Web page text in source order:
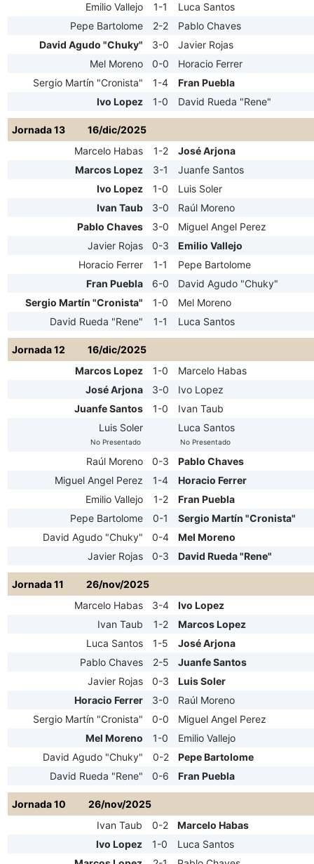
Emilio Vallejo 1-1
Luca Santos
Pepe Bartolome
2-2
Pablo Chaves
David Agudo "Chuky"
3-0
Javier Rojas
Mel Moreno
0-0
Horacio Ferrer
Sergio Martín "Cronista"
1-4
Fran Puebla
Ivo Lopez
1-0 David Rueda "Rene"
Jornada 13
16/dic/2025
Marcelo Habas
1-2
José Arjona
Marcos Lopez
3-1
Juanfe Santos
Ivo Lopez
1-0
Luis Soler
Ivan Taub
3-0
Raúl Moreno
Pablo Chaves
3-0
Miguel Angel Perez
Javier Rojas
0-3
Emilio Vallejo
Horacio Ferrer
1-1
Pepe Bartolome
Fran Puebla
6-0
David Agudo "Chuky"
Sergio Martín "Cronista"
1-0
Mel Moreno
David Rueda "Rene"
1-1 Luca Santos
Jornada 12
16/dic/2025
Marcos Lopez
1-0
Marcelo Habas
José Arjona
3-0
Ivo Lopez
Juanfe Santos
1-0
Ivan Taub
Luis Soler
No Presentado
Luca Santos
No Presentado
Raúl Moreno 0-3
Pablo Chaves
Miguel Angel Perez
1-4
Horacio Ferrer
Emilio Vallejo
1-2
Fran Puebla
Pepe Bartolome
0-1
Sergio Martín "Cronista"
David Agudo "Chuky"
0-4
Mel Moreno
Javier Rojas
0-3 David Rueda "Rene"
Jornada 11
26/nov/2025
Marcelo Habas
3-4
Ivo Lopez
Ivan Taub
1-2
Marcos Lopez
Luca Santos
1-5
José Arjona
Pablo Chaves
2-5
Juanfe Santos
Javier Rojas
0-3
Luis Soler
Horacio Ferrer
3-0
Raúl Moreno
Sergio Martín "Cronista"
0-0
Miguel Angel Perez
Mel Moreno
1-0
Emilio Vallejo
David Agudo "Chuky"
0-2
Pepe Bartolome
David Rueda "Rene"
0-6 Fran Puebla
Jornada 10
26/nov/2025
Ivan Taub
0-2
Marcelo Habas
Ivo Lopez
1-0
Luca Santos